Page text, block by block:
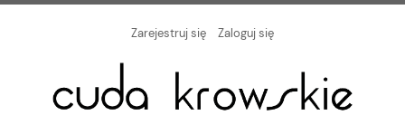
Zarejestruj się Zaloguj się